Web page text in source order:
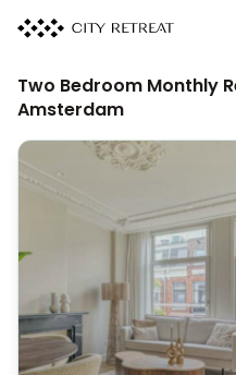
Two Bedroom Monthly
Amsterdam